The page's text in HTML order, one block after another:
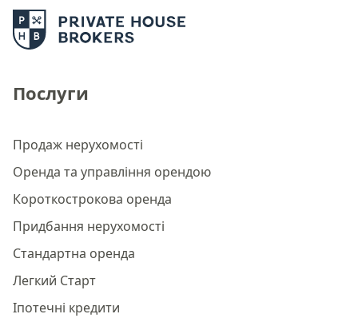
Послуги
Продаж нерухомості
Оренда та управління орендою
Короткострокова оренда
Придбання нерухомості
Стандартна оренда
Легкий Старт
Іпотечні кредити